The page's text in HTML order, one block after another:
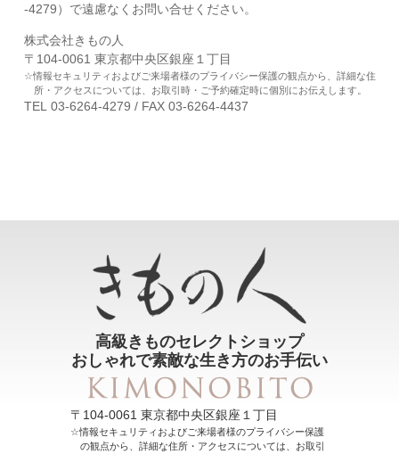
-4279）で遠慮なくお問い合せください。
株式会社きもの人
〒104-0061 東京都中央区銀座１丁目
情報セキュリティおよびご来場者様のプライバシー保護の観点から、詳細な住
所・アクセスについては、お取引時・ご予約確定時に個別にお伝えします。
TEL 03-6264-4279 / FAX 03-6264-4437
高級きものセレクトショップ
おしゃれで素敵な生き方のお手伝い
〒104-0061 東京都中央区銀座１丁目
情報セキュリティおよびご来場者様のプライバシー保護
の観点から、詳細な住所・アクセスについては、お取引